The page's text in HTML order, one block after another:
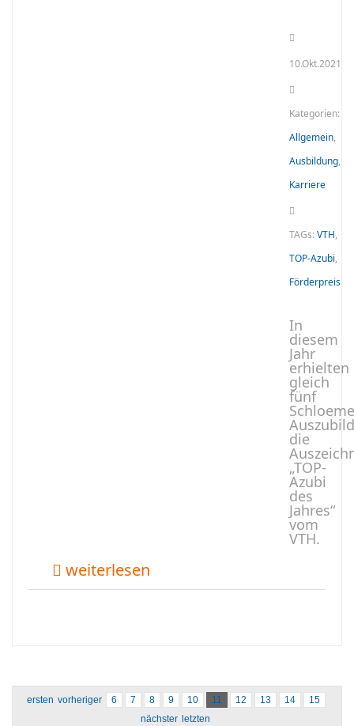
10.Okt.2021
Kategorien:
Allgemein,
Ausbildung,
Karriere
TAGs:VTH,
TOP-Azubi,
Förderpreis
In
diesem
Jahr
erhielten
gleich
fünf
die
„TOP-
Azubi
des
Jahres“
vom
VTH.
weiterlesen
ersten vorheriger 6 7 8 9 10 11 12 13 14
15
nächster
letzten